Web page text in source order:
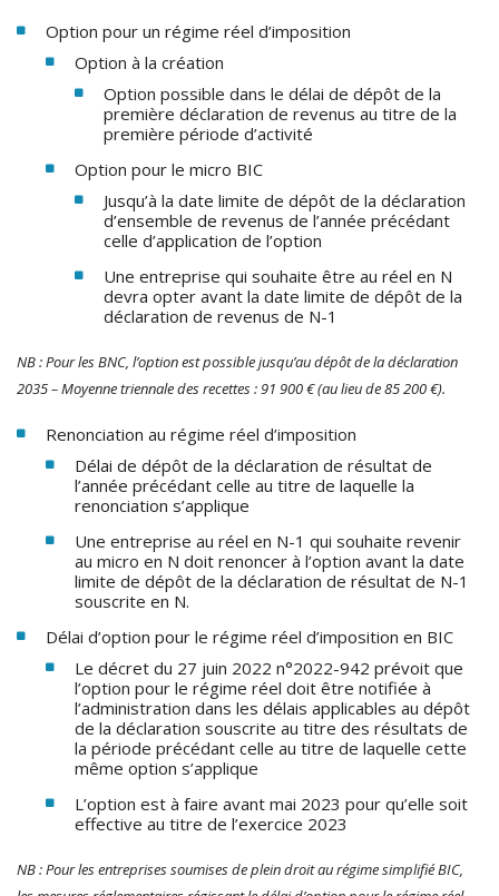
Option pour un régime réel d’imposition
Option à la création
Option possible dans le délai de dépôt de la
première déclaration de revenus au titre de la
première période d’activité
Option pour le micro BIC
Jusqu’à la date limite de dépôt de la déclaration
d’ensemble de revenus de l’année précédant
celle d’application de l’option
Une entreprise qui souhaite être au réel en N
devra opter avant la date limite de dépôt de la
déclaration de revenus de N-1
NB : Pour les BNC, l’option est possible jusqu’au dépôt de la déclaration
2035 – Moyenne triennale des recettes : 91 900 € (au lieu de 85 200 €).
Renonciation au régime réel d’imposition
Délai de dépôt de la déclaration de résultat de
l’année précédant celle au titre de laquelle la
renonciation s’applique
Une entreprise au réel en N-1 qui souhaite revenir
au micro en N doit renoncer à l’option avant la date
limite de dépôt de la déclaration de résultat de N-1
souscrite en N.
Délai d’option pour le régime réel d’imposition en BIC
Le décret du 27 juin 2022 n°2022-942 prévoit que
l’option pour le régime réel doit être notifiée à
l’administration dans les délais applicables au dépôt
de la déclaration souscrite au titre des résultats de
la période précédant celle au titre de laquelle cette
même option s’applique
L’option est à faire avant mai 2023 pour qu’elle soit
effective au titre de l’exercice 2023
NB : Pour les entreprises soumises de plein droit au régime simplifié BIC,